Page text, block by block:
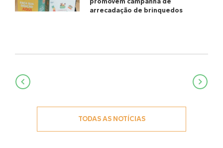
arrecadação de brinquedos
Navegação
TODAS AS NOTÍCIAS